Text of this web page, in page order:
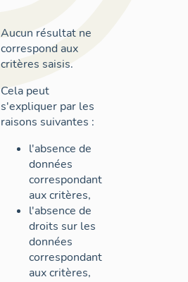
Aucun résultat ne
correspond aux
critères saisis.
Cela peut
s'expliquer par les
raisons suivantes :
l'absence de
données
correspondant
aux critères,
l'absence de
droits sur les
données
correspondant
aux critères,